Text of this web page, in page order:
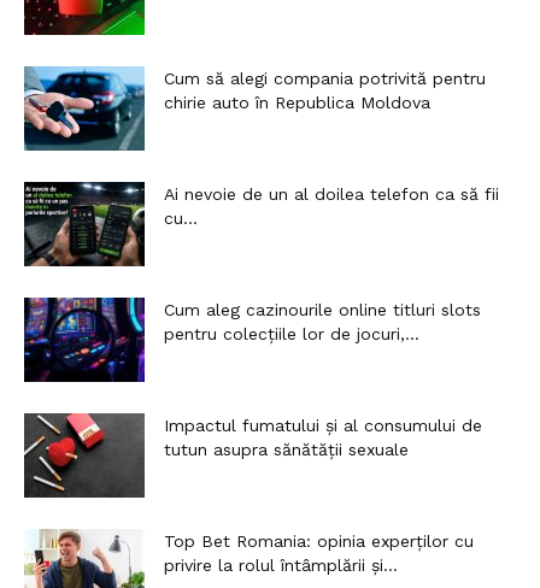
Cum să alegi compania potrivită pentru
chirie auto în Republica Moldova
Ai nevoie de un al doilea telefon ca să fii
cu...
Cum aleg cazinourile online titluri slots
pentru colecțiile lor de jocuri,...
Impactul fumatului și al consumului de
tutun asupra sănătății sexuale
Top Bet Romania: opinia experților cu
privire la rolul întâmplării și...